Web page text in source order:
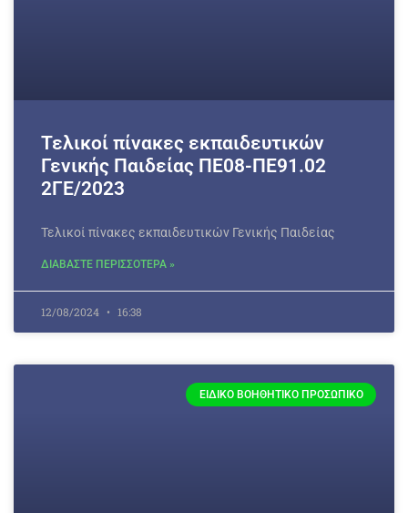
Τελικοί πίνακες εκπαιδευτικών
Γενικής Παιδείας ΠΕ08-ΠΕ91.02
2ΓΕ/2023
Τελικοί πίνακες εκπαιδευτικών Γενικής Παιδείας
ΔΙΑΒΑΣΤΕ ΠΕΡΙΣΣΟΤΕΡΑ »
12/08/2024 16:38
ΕΙΔΙΚΌ ΒΟΗΘΗΤΙΚΌ ΠΡΟΣΩΠΙΚΌ